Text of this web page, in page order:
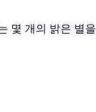
몇 개의 밝은 별